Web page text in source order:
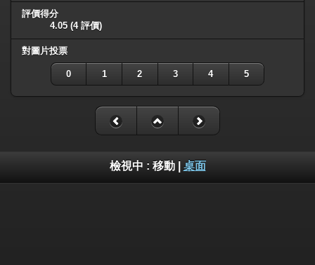
評價得分
4.05 (4 評價)
對圖片投票
0 1 2 3 4 5
檢視中 : 移動| 桌面